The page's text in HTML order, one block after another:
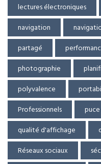
lectures électroniques
navigation
partagé
photographie
polyvalence
Professionnels
puce
qualité d'affichage
Réseaux sociaux